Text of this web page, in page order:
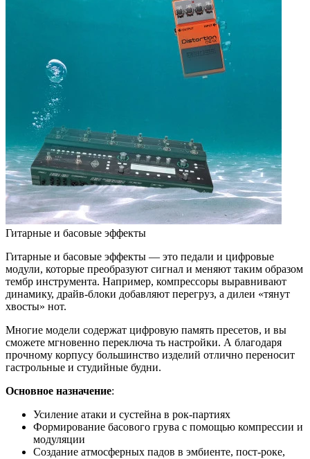
Гитарные и басовые эффекты
Гитарные и басовые эффекты — это педали и цифровые
модули, которые преобразуют сигнал и меняют таким образом
тембр инструмента. Например, компрессоры выравнивают
динамику, драйв-блоки добавляют перегруз, а дилеи «тянут
хвосты» нот.
Многие модели содержат цифровую память пресетов, и вы
сможете мгновенно переключа ть настройки. А благодаря
прочному корпусу большинство изделий отлично переносит
гастрольные и студийные будни.
Основное назначение:
Усиление атаки и сустейна в рок-партиях
Формирование басового грува с помощью компрессии и
модуляции
Создание атмосферных падов в эмбиенте, пост-роке,